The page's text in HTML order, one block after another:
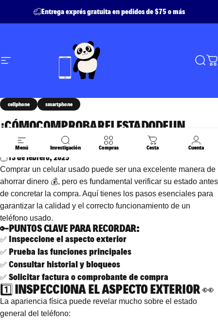
Entrega exprés gratuita en pedidos de $75 o más
NavegaciónAchetetoncell - Buyyourcellphone
Menú Investigación Compras Cesta Cuenta
cellphone smartphone
¿CÓMOCOMPROBAREL ESTADODEUN
MÓVIL USADO?
13 de febrero, 2025
Comprar un celular usado puede ser una excelente manera de
ahorrar dinero 💰, pero es fundamental verificar su estado antes
de concretar la compra. Aquí tienes los pasos esenciales para
garantizar la calidad y el correcto funcionamiento de un
teléfono usado.
🔑PUNTOS CLAVE PARA RECORDAR:
✅ Inspeccione el aspecto exterior
✅ Prueba las funciones principales
✅ Consultar historial y bloqueos
✅ Solicitar factura o comprobante de compra
1️⃣ INSPECCIONA EL ASPECTO EXTERIOR 👀
La apariencia física puede revelar mucho sobre el estado
general del teléfono: